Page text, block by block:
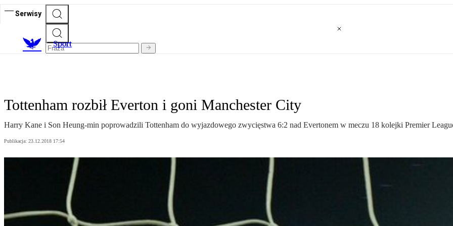
Serwisy
Sport
Tottenham rozbił Everton i goni Manchester City
Harry Kane i Son Heung-min poprowadzili Tottenham do wyjazdowego zwycięstwa 6:2 nad Evertonem w meczu 18 kolejki Premier
Publikacja: 23.12.2018 17:54